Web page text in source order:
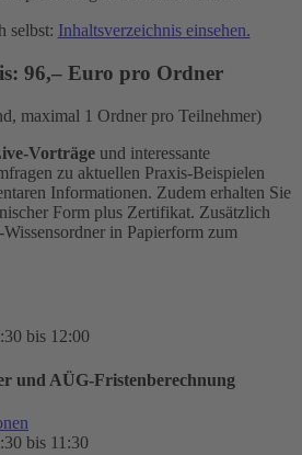
selbst: Inhaltsverzeichnis einsehen.
96,– Euro pro Ordner
maximal 1 Ordner pro Teilnehmer)
Vorträge und interessante
zu aktuellen Praxis-Beispielen
Informationen. Zudem erhalten Sie
Form plus Zertifikat. Zusätzlich
in Papierform zum
bis 12:00
und AÜG-Fristenberechnung
bis 11:30